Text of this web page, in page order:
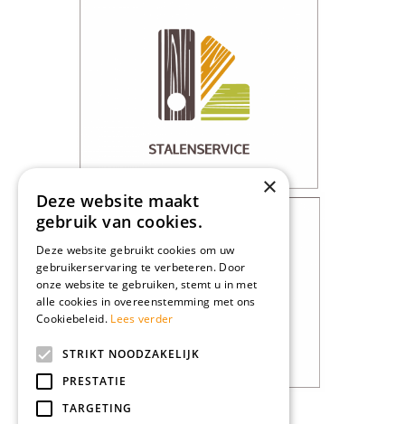
×
Deze website maakt
gebruik van cookies.
Deze website gebruikt cookies om uw
gebruikerservaring te verbeteren. Door
onze website te gebruiken, stemt u in met
alle cookies in overeenstemming met ons
Cookiebeleid. Lees verder
STRIKT NOODZAKELIJK
PRESTATIE
TARGETING